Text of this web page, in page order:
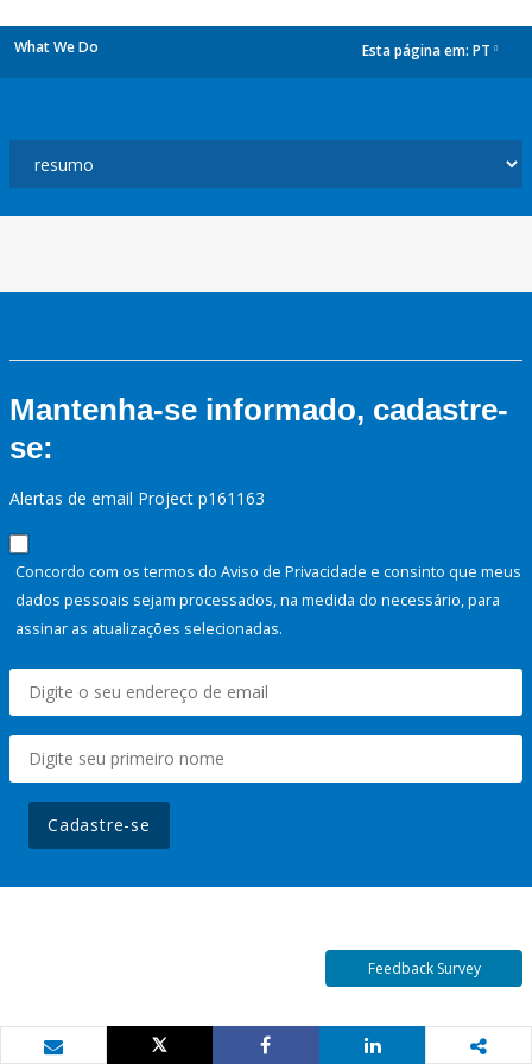
What We Do Esta página em: PT
Mantenha-se informado, cadastre-
se:
Alertas de email Project p161163
Concordo com os termos do Aviso de Privacidade e consinto que meus
dados pessoais sejam processados, na medida do necessário, para
assinar as atualizações selecionadas.
Cadastre-se
Feedback Survey